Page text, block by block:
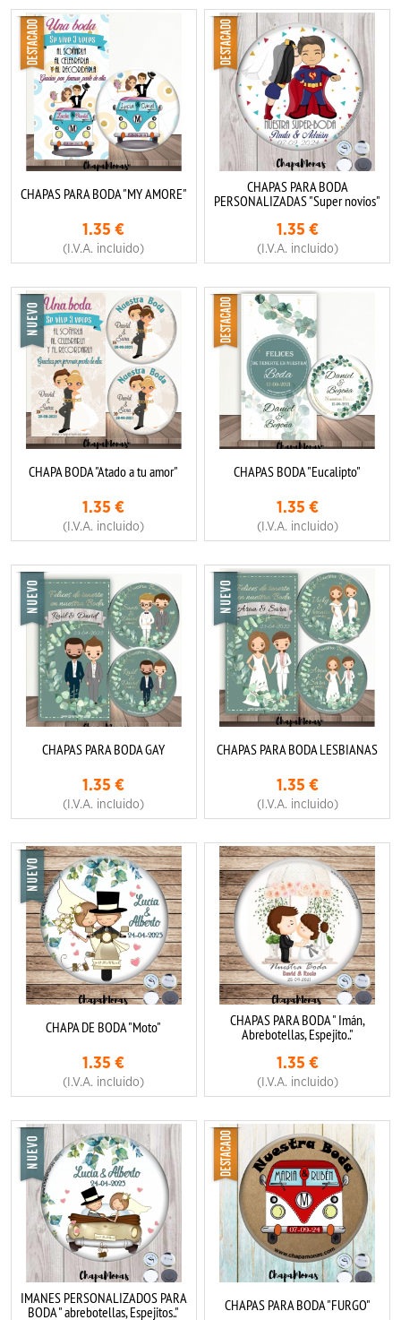
CHAPAS PARA BODA "MY AMORE"
1.35 €
(I.V.A. incluido)
CHAPAS PARA BODA
PERSONALIZADAS "Super novios"
1.35 €
(I.V.A. incluido)
CHAPA BODA "Atado a tu amor"
1.35 €
(I.V.A. incluido)
CHAPAS BODA "Eucalipto"
1.35 €
(I.V.A. incluido)
CHAPAS PARA BODA GAY
1.35 €
(I.V.A. incluido)
CHAPAS PARA BODA LESBIANAS
1.35 €
(I.V.A. incluido)
CHAPA DE BODA "Moto"
1.35 €
(I.V.A. incluido)
CHAPAS PARA BODA " Imán,
Abrebotellas, Espejito.."
1.35 €
(I.V.A. incluido)
IMANES PERSONALIZADOS PARA
BODA " abrebotellas, Espejitos.."
CHAPAS PARA BODA "FURGO"